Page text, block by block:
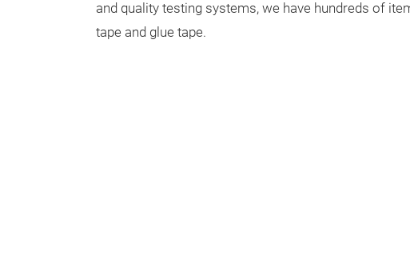
and quality testing systems, we have hundreds of
tape and glue tape.